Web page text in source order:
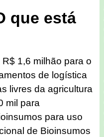
que está
1,6 milhão para o
de logística
livres da agricultura
mil para
para uso
de Bioinsumos